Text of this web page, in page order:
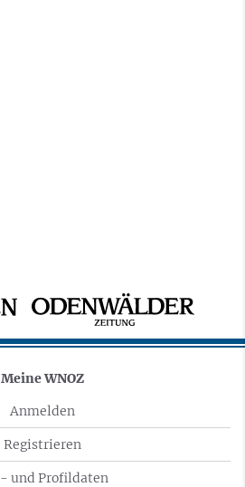
Meine WNOZ
Anmelden
Registrieren
und Profildaten